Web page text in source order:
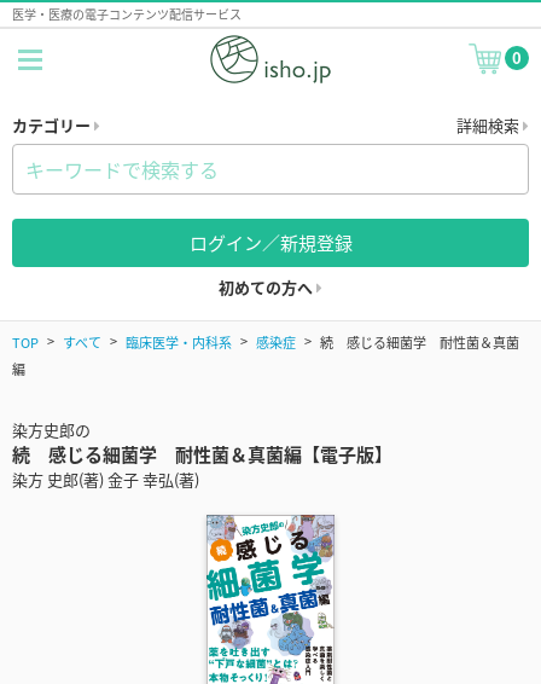
医学・医療の電子コンテンツ配信サービス
0
カテゴリー 詳細検索
ログイン／新規登録
初めての方へ
TOP すべて 臨床医学・内科系 感染症
続 感じる細菌学 耐性菌＆真菌
編
染方史郎の
続 感じる細菌学 耐性菌＆真菌編【電子版】
染方 史郎(著) 金子 幸弘(著)